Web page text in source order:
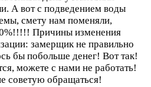
А вот с подведением воды
смету нам поменяли,
Причины изменения
замерщик не правильно
бы побольше денег! Вот так!
можете с нами не работать!
советую обращаться!